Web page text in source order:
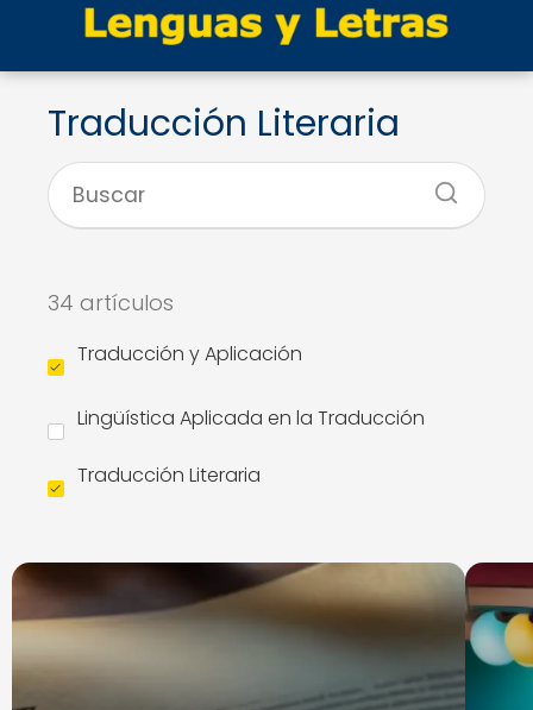
Traducción Literaria
34 artículos
Traducción y Aplicación
Lingüística Aplicada en la Traducción
Traducción Literaria